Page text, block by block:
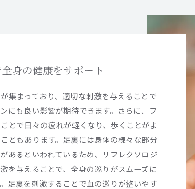
身の健康をサポート
集まっており、適切な刺激を与えることで
にも良い影響が期待できます。さらに、フ
とで日々の疲れが軽くなり、歩くことがよ
ともあります。足裏には身体の様々な部分
あるといわれているため、リフレクソロジ
を与えることで、全身の巡りがスムーズに
足裏を刺激することで血の巡りが整いやす